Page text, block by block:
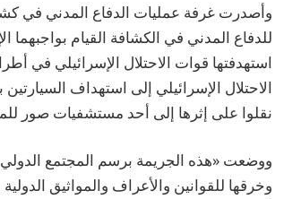
وأصدرت غرفة عمليات الدفاع المدني في كشافة
للدفاع المدني في الكشافة القيام بواجبهما
استهدفتها قوات الاحتلال الإسرائيلي في
نقلوا على إثرها إلى أحد مستشفيات صور
ووضعت «هذه الجريمة برسم المجتمع
وخرقها للقوانين والأعراف والمواثيق